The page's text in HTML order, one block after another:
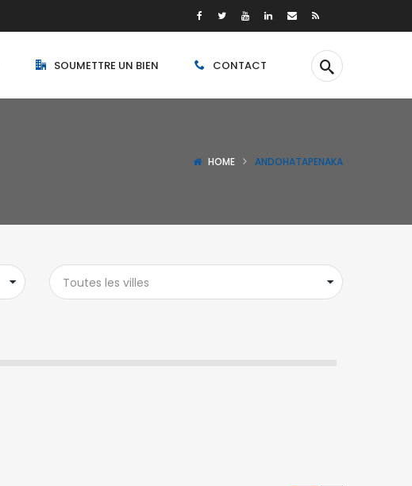
SOUMETTRE UN BIEN CONTACT
HOME ANDOHATAPENAKA
Toutes les villes